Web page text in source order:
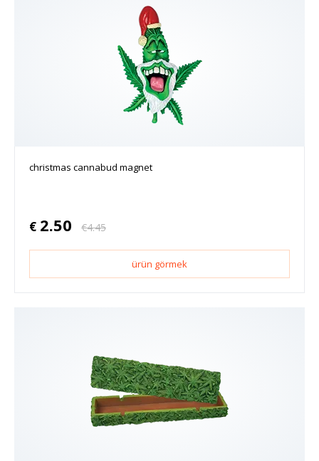
christmas cannabud magnet
€ 2.50 €4.45
ürün görmek